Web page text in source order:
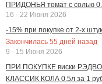
ПРИДОНЬЯ томат с солью
16 - 22 Июня 2026
-15% при покупке от 2-х
Закончилась 55 дней назад
9 - 15 Июня 2026
ПРИ ПОКУПКЕ виски
КЛАССИК КОЛА 0.5л за 1